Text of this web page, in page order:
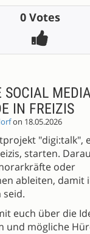
0 Votes
SOCIAL
IN FREIZIS
on 18.05.2026
"digi:talk",
starten.
oder
ableiten, damit
euch über die
und mögliche